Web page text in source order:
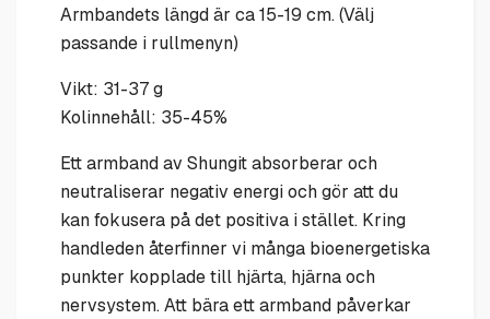
Armbandets längd är ca 15-19 cm. (Välj
passande i rullmenyn)
Vikt: 31-37 g
Kolinnehåll: 35-45%
Ettarmband av Shungit absorberar och
neutraliserar negativ energi och gör att du
kan fokusera på det positiva i stället. Kring
handleden återfinner vi många bioenergetiska
punkter kopplade till hjärta, hjärna och
nervsystem. Att bära ett armband påverkar